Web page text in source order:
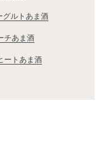
グルトあま酒
チあま酒
ートあま酒